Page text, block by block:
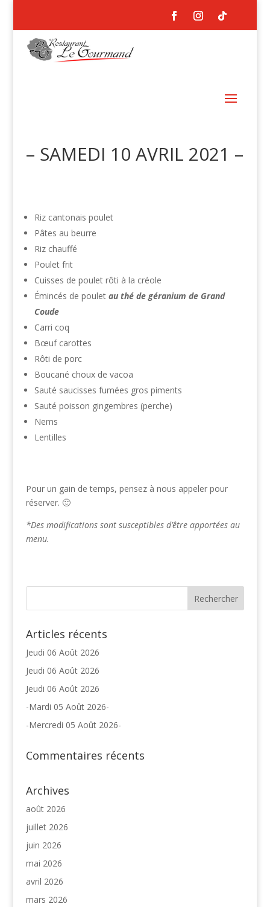
– SAMEDI 10 AVRIL 2021 –
Riz cantonais poulet
Pâtes au beurre
Riz chauffé
Poulet frit
Cuisses de poulet rôti à la créole
Émincés de poulet au thé de géranium de Grand
Coude
Carri coq
Bœuf carottes
Rôti de porc
Boucané choux de vacoa
Sauté saucisses fumées gros piments
Sauté poisson gingembres (perche)
Nems
Lentilles
Pour un gain de temps, pensez à nous appeler pour
réserver. 🙂
*Des modifications sont susceptibles d’être apportées au
menu.
Articles récents
Jeudi 06 Août 2026
Jeudi 06 Août 2026
Jeudi 06 Août 2026
-Mardi 05 Août 2026-
-Mercredi 05 Août 2026-
Commentaires récents
Archives
août 2026
juillet 2026
juin 2026
mai 2026
avril 2026
mars 2026